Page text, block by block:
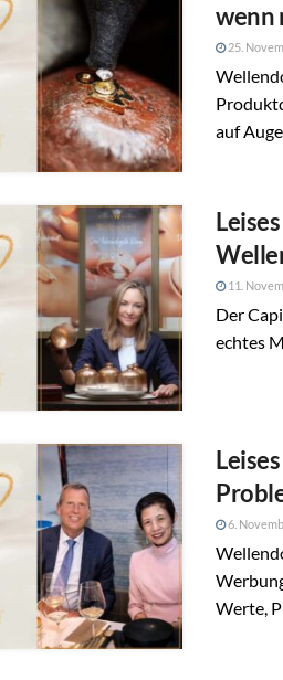
wenn
25.
auf
11.
Der
echtes
6.
Werte,